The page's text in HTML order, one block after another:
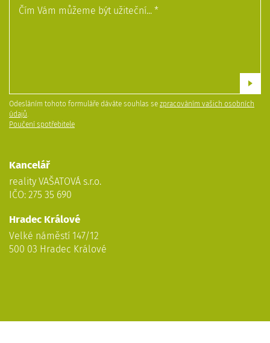
Odesláním tohoto formuláře dáváte souhlas se zpracováním vašich osobních
údajů.
Poučení spotřebitele
Kancelář
reality VAŠATOVÁ s.r.o.
IČO: 275 35 690
Hradec Králové
Velké náměstí 147/12
500 03 Hradec Králové